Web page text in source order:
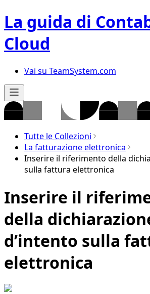
La guida di
Cloud
Vai su TeamSystem.com
Tutte le Collezioni
La fatturazione elettronica
Inserire il riferimento della
sulla fattura elettronica
Inserire il
della
d’intento sulla
elettronica